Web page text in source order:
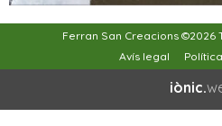
Ferran San Creacions ©2026
Avís legal
iònic.